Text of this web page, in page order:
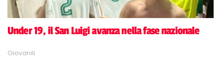
Under 19, il San Luigi avanza nella fase nazionale
Giovanili